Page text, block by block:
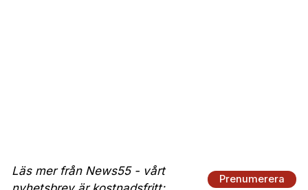
Läs mer från News55 - vårt
Prenumerera